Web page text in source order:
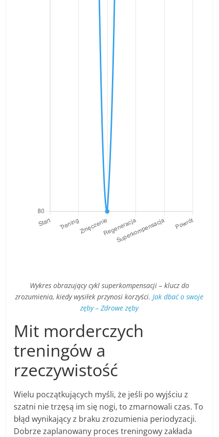
Wykres obrazujący cykl superkompensacji – klucz do
zrozumienia, kiedy wysiłek przynosi korzyści.Jak dbać o swoje
zęby – Zdrowe zęby
Mit morderczych
treningów a
rzeczywistość
Wielu początkujących myśli, że jeśli po wyjściu z
szatni nie trzęsą im się nogi, to zmarnowali czas. To
błąd wynikający z braku zrozumienia periodyzacji.
Dobrze zaplanowany proces treningowy zakłada